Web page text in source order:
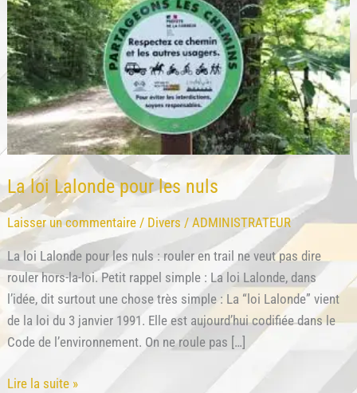
La loi Lalonde pour les nuls
Laisser un commentaire / Divers /ADMINISTRATEUR
La loi Lalonde pour les nuls : rouler en trail ne veut pas dire
rouler hors-la-loi. Petit rappel simple : La loi Lalonde, dans
l’idée, dit surtout une chose très simple : La “loi Lalonde” vient
de la loi du 3 janvier 1991. Elle est aujourd’hui codifiée dans le
Code de l’environnement. On ne roule pas […]
La
Lire la suite »